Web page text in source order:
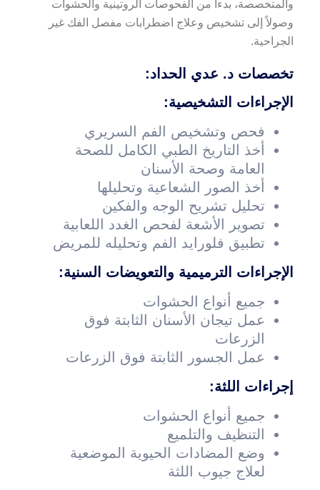
والمتخصصة، بدءاً من الفحوصات الروتينية والحشوات
وصولاً إلى تشخيص وعلاج اضطرابات مفصل الفك غير
الجراحية.
تخصصات د. عدي الحداد:
الإجراءات التشخيصية:
فحص وتشخيص الفم السريري
أخذ التاريخ الطبي الكامل للصحة
العامة وصحة الأسنان
أخذ الصور الشعاعية وتحليلها
تحليل تشريح الوجه والفكين
تصوير الأشعة لفحص الغدد اللعابية
تطبيق فلورايد الفم وتحليله للمريض
الإجراءات الترميمية والتعويضات السنية:
جميع أنواع الحشوات
عمل تيجان الأسنان الثابتة فوق
الزرعات
عمل الجسور الثابتة فوق الزرعات
إجراءات اللثة:
جميع أنواع الحشوات
التنظيف والتلميع
وضع المضادات الحيوية الموضعية
لعلاج جيوب اللثة